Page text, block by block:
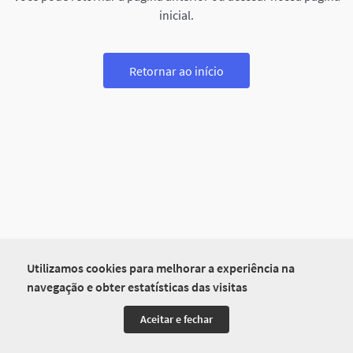
Utilizamos cookies para melhorar a experiência na
navegação e obter estatísticas das visitas
Aceitar e fechar
inicial.
Retornar ao início